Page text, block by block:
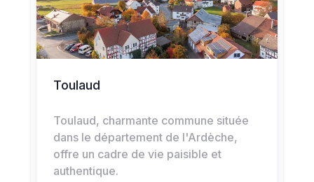
Toulaud
Toulaud, charmante commune située
dans le département de l'Ardèche,
offre un cadre de vie paisible et
authentique.